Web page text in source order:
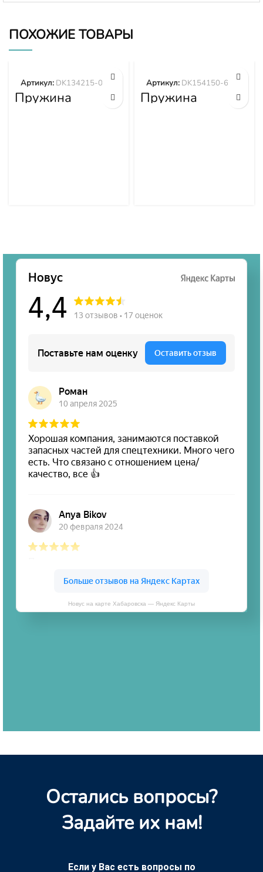
ПОХОЖИЕ ТОВАРЫ
Пружина
DK134215-0400
Артикул: DK134215-0400
Пружина
DK154150-6400
Артикул: DK154150-6400
Новус на карте Хабаровска — Яндекс Карты
Остались вопросы?
Задайте их нам!
Если у Вас есть вопросы по